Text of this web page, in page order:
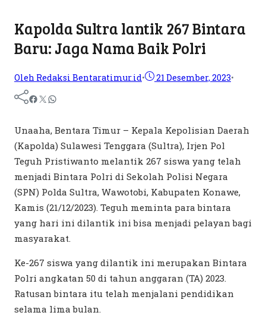
Kapolda Sultra lantik 267 Bintara
Baru: Jaga Nama Baik Polri
Oleh Redaksi Bentaratimur.id• 21 Desember, 2023•
Unaaha, Bentara Timur – Kepala Kepolisian Daerah
(Kapolda) Sulawesi Tenggara (Sultra), Irjen Pol
Teguh Pristiwanto melantik 267 siswa yang telah
menjadi Bintara Polri di Sekolah Polisi Negara
(SPN) Polda Sultra, Wawotobi, Kabupaten Konawe,
Kamis (21/12/2023). Teguh meminta para bintara
yang hari ini dilantik ini bisa menjadi pelayan bagi
masyarakat.
Ke-267 siswa yang dilantik ini merupakan Bintara
Polri angkatan 50 di tahun anggaran (TA) 2023.
Ratusan bintara itu telah menjalani pendidikan
selama lima bulan.